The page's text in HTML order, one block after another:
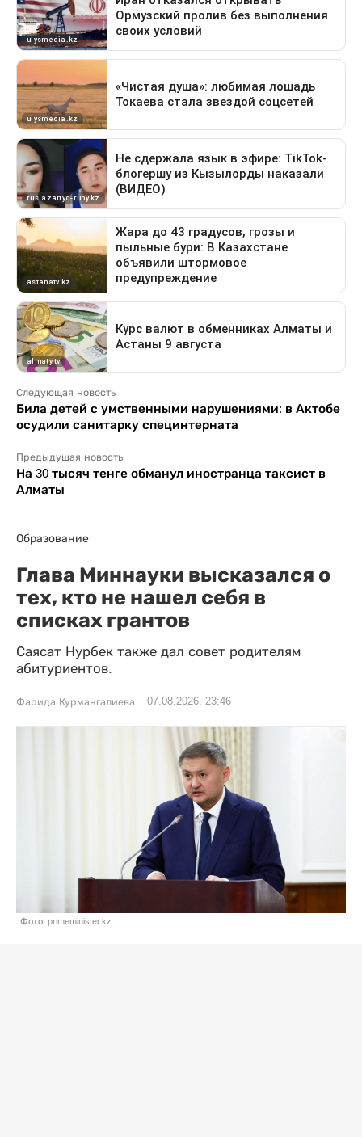
Следующая новость
Била детей с умственными нарушениями: в Актобе
осудили санитарку специнтерната
Предыдущая новость
На 30 тысяч тенге обманул иностранца таксист в
Алматы
Образование
Глава Миннауки высказался о
тех, кто не нашел себя в
списках грантов
Саясат Нурбек также дал совет родителям
абитуриентов.
Фарида Курмангалиева 07.08.2026, 23:46
Фото: primeminister.kz